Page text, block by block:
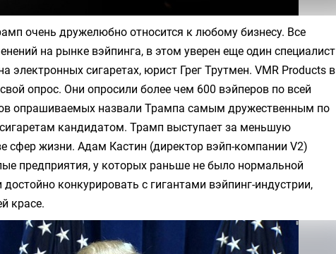
очень дружелюбно относится к любому бизнесу. Все
на рынке вэйпинга, в этом уверен еще один специалист
электронных сигаретах, юрист Грег Трутмен. VMR Products в
опрос. Они опросили более чем 600 вэйперов по всей
опрашиваемых назвали Трампа самым дружественным по
кандидатом. Трамп выступает за меньшую
сфер жизни. Адам Кастин (директор вэйп-компании V2)
предприятия, у которых раньше не было нормальной
конкурировать с гигантами вэйпинг-индустрии,
красе.